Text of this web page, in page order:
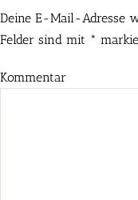
Deine E-Mail-Adresse
Felder sind mit *
Kommentar